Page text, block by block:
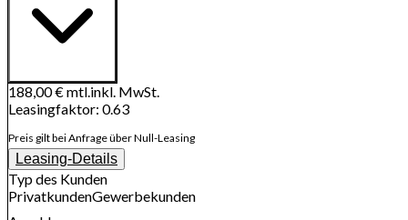
188,00 €mtl. inkl. MwSt.
Leasingfaktor: 0.63
Preis gilt bei Anfrage über Null-Leasing
Leasing-Details
Typ des Kunden
PrivatkundenGewerbekunden